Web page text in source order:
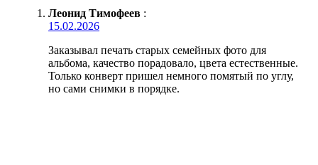
Леонид Тимофеев :
15.02.2026
Заказывал печать старых семейных фото для
альбома, качество порадовало, цвета естественные.
Только конверт пришел немного помятый по углу,
но сами снимки в порядке.